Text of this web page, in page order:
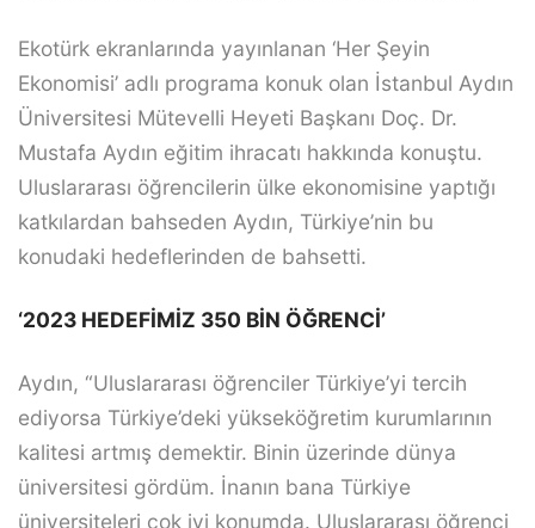
Ekotürk ekranlarında yayınlanan ‘Her Şeyin
Ekonomisi’ adlı programa konuk olan İstanbul Aydın
Üniversitesi Mütevelli Heyeti Başkanı Doç. Dr.
Mustafa Aydın eğitim ihracatı hakkında konuştu.
Uluslararası öğrencilerin ülke ekonomisine yaptığı
katkılardan bahseden Aydın, Türkiye’nin bu
konudaki hedeflerinden de bahsetti.
‘2023 HEDEFİMİZ 350 BİN ÖĞRENCİ’
Aydın, “Uluslararası öğrenciler Türkiye’yi tercih
ediyorsa Türkiye’deki yükseköğretim kurumlarının
kalitesi artmış demektir. Binin üzerinde dünya
üniversitesi gördüm. İnanın bana Türkiye
üniversiteleri çok iyi konumda. Uluslararası öğrenci